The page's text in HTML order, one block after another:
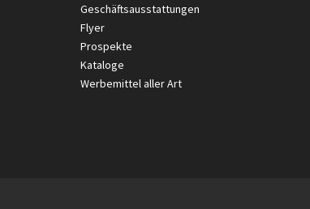
Geschäftsausstattungen
Flyer
Prospekte
Kataloge
Werbemittel aller Art